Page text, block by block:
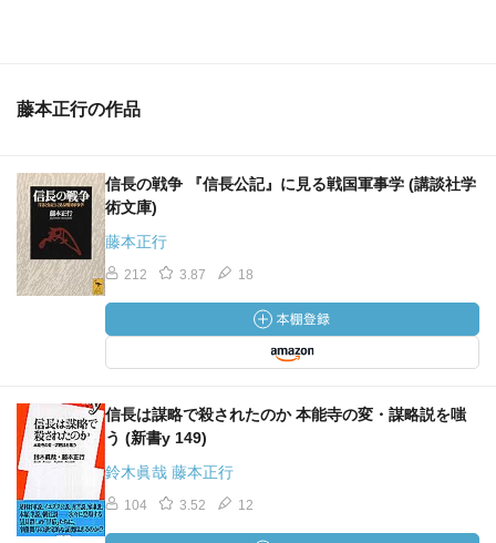
藤本正行の作品
信長の戦争 『信長公記』に見る戦国軍事学 (講談社学
術文庫)
藤本正行
212 3.87 18
信長は謀略で殺されたのか 本能寺の変・謀略説を嗤
う (新書y 149)
鈴木眞哉 藤本正行
104 3.52 12